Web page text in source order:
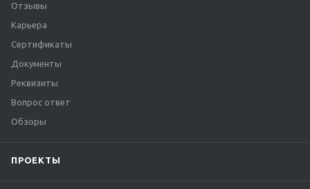
Отзывы
Карьера
Сертификаты
Документы
Реквизиты
Вопрос ответ
Обзоры
ПРОЕКТЫ